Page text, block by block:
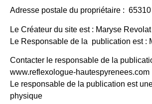
Adresse postale du propriétaire :
Le Créateur du site est : Maryse Revolat
Le Responsable de la publication est :
Contacter le responsable de la
www.reflexologue-hautespyrenees.com
Le responsable de la publication est
physique